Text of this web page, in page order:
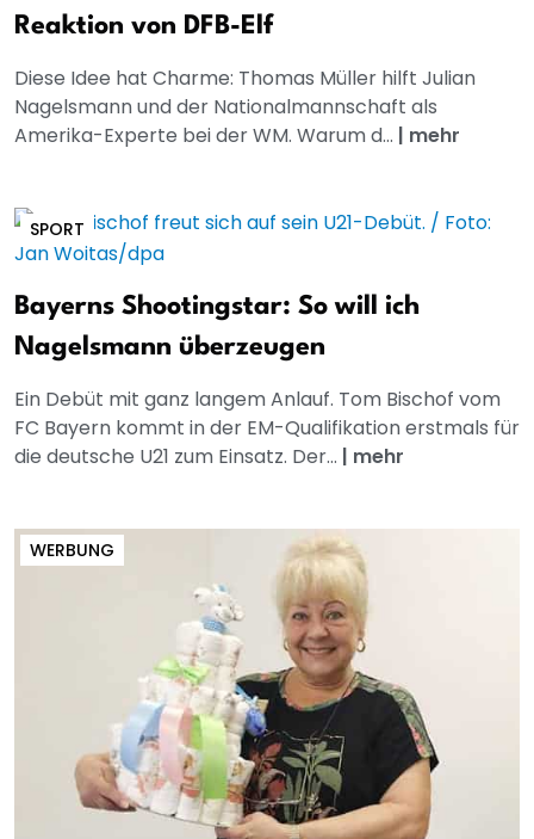
Reaktion von DFB-Elf
Diese Idee hat Charme: Thomas Müller hilft Julian
Nagelsmann und der Nationalmannschaft als
Amerika-Experte bei der WM. Warum d... | mehr
SPORT
Bayerns Shootingstar: So will ich
Nagelsmann überzeugen
Ein Debüt mit ganz langem Anlauf. Tom Bischof vom
FC Bayern kommt in der EM-Qualifikation erstmals für
die deutsche U21 zum Einsatz. Der... | mehr
WERBUNG